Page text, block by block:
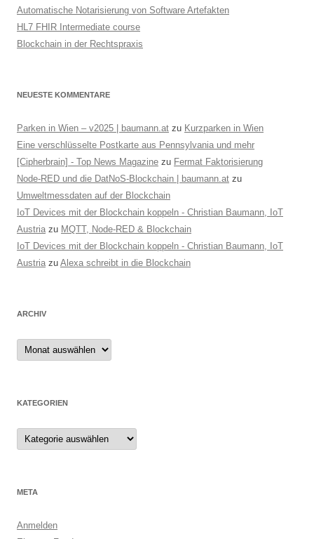
a
v
a
i
o
n
Automatische Notarisierung von Software Artefakten
HL7 FHIR Intermediate course
Blockchain in der Rechtspraxis
NEUESTE KOMMENTARE
Parken in Wien – v2025 | baumann.at zu Kurzparken in Wien
Eine verschlüsselte Postkarte aus Pennsylvania und mehr
[Cipherbrain] - Top News Magazine zu Fermat Faktorisierung
Node-RED und die DatNoS-Blockchain | baumann.at zu
Umweltmessdaten auf der Blockchain
IoT Devices mit der Blockchain koppeln - Christian Baumann, IoT
Austria zu MQTT, Node-RED & Blockchain
IoT Devices mit der Blockchain koppeln - Christian Baumann, IoT
Austria zu Alexa schreibt in die Blockchain
ARCHIV
Archiv
KATEGORIEN
Kategorien
META
Anmelden